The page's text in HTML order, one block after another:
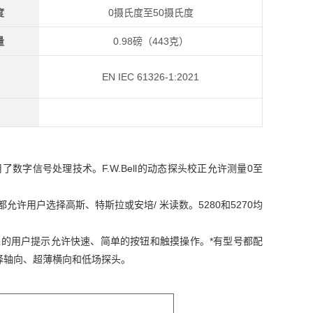
0摄氏度至50摄氏度
0.98磅（443克）
EN IEC 61326-1:2021
数字信号处理技术。F.W.Bell的动态探头校正允许测量0至
许用户选择高斯、特斯拉或安培/ 米读数。5280和5270均
用户提示允许快速、简单的按钮和触摸操作。*有型号都配
向、超薄横向和低场探头。